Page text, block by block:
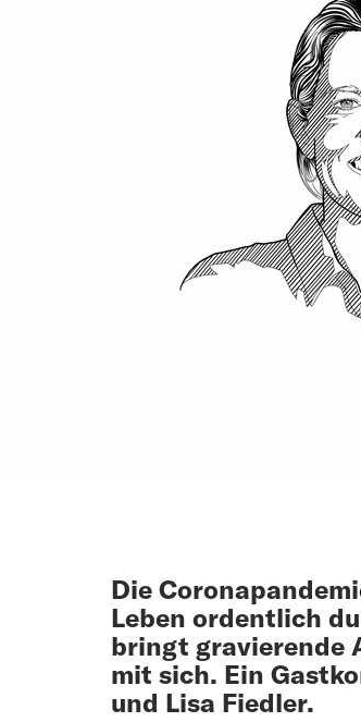
Die
Leben ordentlich
bringt gravierende
mit sich. Ein
und Lisa Fiedler.